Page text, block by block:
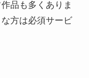
品も多くありま
方は必須サービ